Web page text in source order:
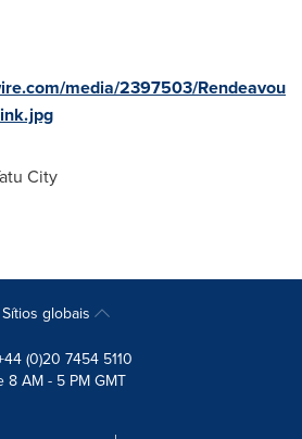
media/2397503/Rendeavou
City
Sítios globais
(0)20 7454 5110
8 AM - 5 PM GMT